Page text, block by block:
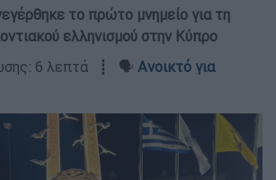
το πρώτο μνημείο για τη
ελληνισμού στην Κύπρο
6 λεπτά ┋ 🗣️ Ανοικτό για